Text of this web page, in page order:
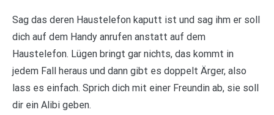
Sag das deren Haustelefon kaputt ist und sag ihm er soll
dich auf dem Handy anrufen anstatt auf dem
Haustelefon. Lügen bringt gar nichts, das kommt in
jedem Fall heraus und dann gibt es doppelt Ärger, also
lass es einfach. Sprich dich mit einer Freundin ab, sie soll
dir ein Alibi geben.